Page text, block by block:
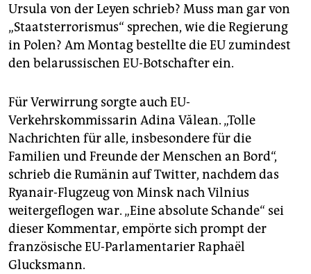
Ursula von der Leyen schrieb? Muss man gar von
„Staatsterrorismus“ sprechen, wie die Regierung
in Polen? Am Montag bestellte die EU zumindest
den belarussischen EU-Botschafter ein.
Für Verwirrung sorgte auch EU-
Verkehrskommissarin Adina Vălean. „Tolle
Nachrichten für alle, insbesondere für die
Familien und Freunde der Menschen an Bord“,
schrieb die Rumänin auf Twitter, nachdem das
Ryan­air-Flugzeug von Minsk nach Vilnius
weitergeflogen war. „Eine absolute Schande“ sei
dieser Kommentar, empörte sich prompt der
französische EU-Parlamentarier Raphaël
Glucksmann.